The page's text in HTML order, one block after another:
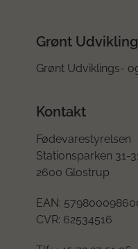
Grønt
Grønt Udviklings-
Kontakt
Fødevarestyrelsen
Stationsparken 31-
2600 Glostrup
EAN:
CVR: 62534516